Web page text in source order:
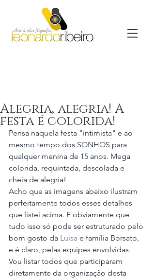
Alegria, alegria! A
festa é colorida!
Pensa naquela festa "intimista" e ao
mesmo tempo dos SONHOS para
qualquer menina de 15 anos. Mega
colorida, requintada, descolada e
cheia de alegria!
Acho que as imagens abaixo ilustram
perfeitamente todos esses detalhes
que listei acima. E obviamente que
tudo isso só pode ser estruturado pelo
bom gosto da Luisa e família Borsato,
e é claro, pelas equipes envolvidas.
Vou listar todos que participaram
diretamente da organização desta